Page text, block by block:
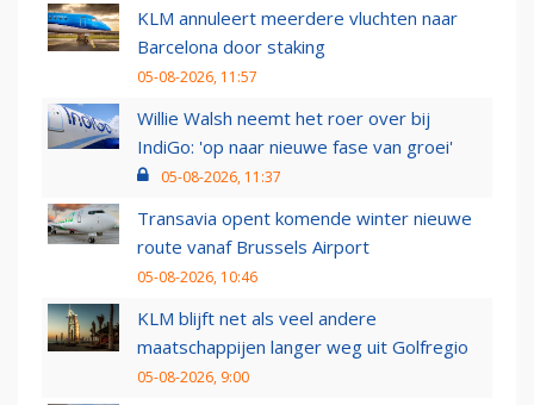
KLM annuleert meerdere vluchten naar
Barcelona door staking
05-08-2026, 11:57
Willie Walsh neemt het roer over bij
IndiGo: 'op naar nieuwe fase van groei'
05-08-2026, 11:37
Transavia opent komende winter nieuwe
route vanaf Brussels Airport
05-08-2026, 10:46
KLM blijft net als veel andere
maatschappijen langer weg uit Golfregio
05-08-2026, 9:00